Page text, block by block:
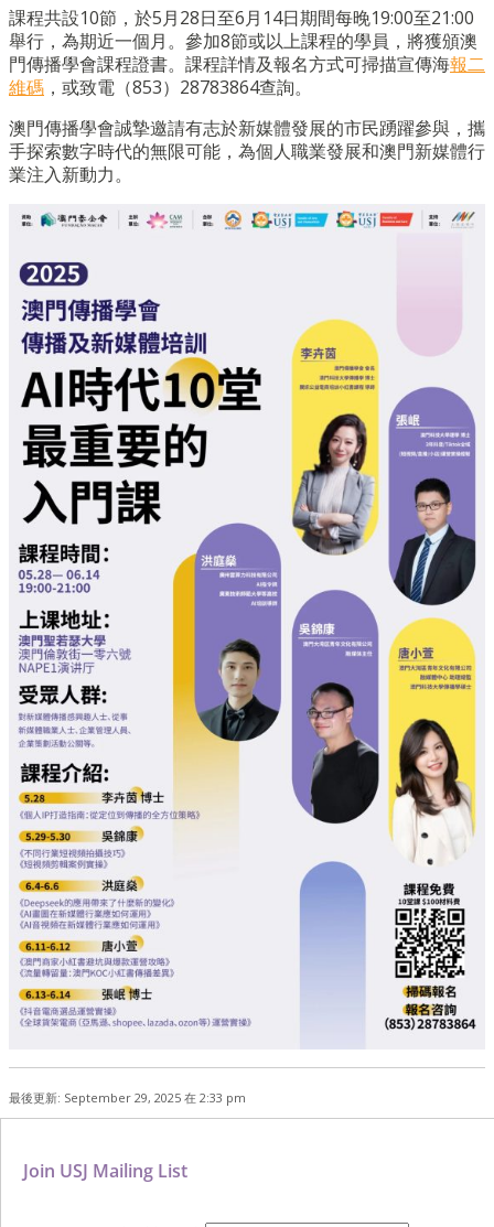
課程共設10節，於5月28日至6月14日期間每晚19:00至21:00
舉行，為期近一個月。參加8節或以上課程的學員，將獲頒澳
門傳播學會課程證書。課程詳情及報名方式可掃描宣傳海報二
維碼 ，或致電（853）28783864查詢。
澳門傳播學會誠摯邀請有志於新媒體發展的市民踴躍參與，攜
手探索數字時代的無限可能，為個人職業發展和澳門新媒體行
業注入新動力。
最後更新: September 29, 2025 在 2:33 pm
Join USJ Mailing List